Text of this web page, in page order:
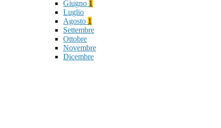
Giugno 1
Luglio
Agosto 1
Settembre
Ottobre
Novembre
Dicembre